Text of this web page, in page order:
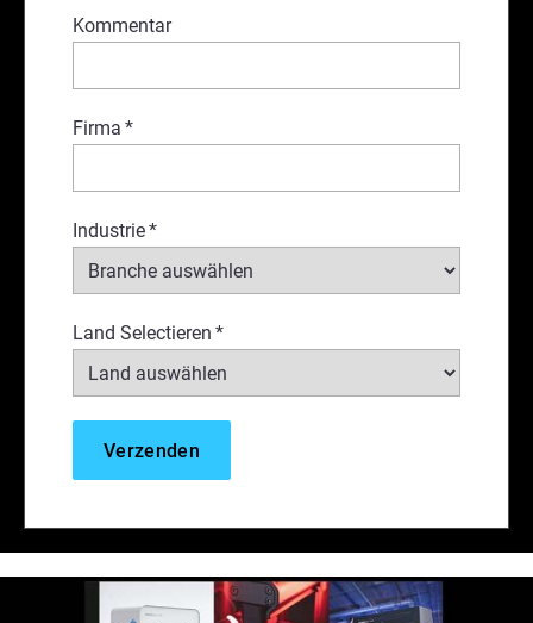
Kommentar
Firma *
Industrie*
Land Selectieren *